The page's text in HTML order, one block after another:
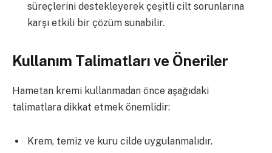
süreçlerini destekleyerek çeşitli cilt sorunlarına
karşı etkili bir çözüm sunabilir.
Kullanım Talimatları ve Öneriler
Hametan kremi kullanmadan önce aşağıdaki
talimatlara dikkat etmek önemlidir:
Krem, temiz ve kuru cilde uygulanmalıdır.